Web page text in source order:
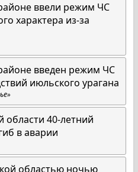
ввели режим ЧС
характера из-за
введен режим ЧС
июльского урагана
области 40-летний
в аварии
областью ночью